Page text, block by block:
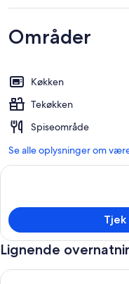
Områder
Køkken
Tekøkken
Spiseområde
Se alle oplysninger om
Lignende
Lejlighed Sprotte -